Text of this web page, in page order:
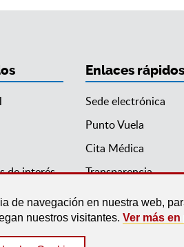
de navegación en nuestra web,
nuestros visitantes. Ver más
de interés
Enlaces rápidos
Sede electrónica
Punto Vuela
Cita Médica
Transparencia